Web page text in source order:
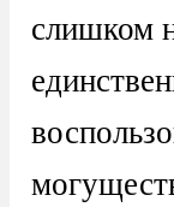
слишком